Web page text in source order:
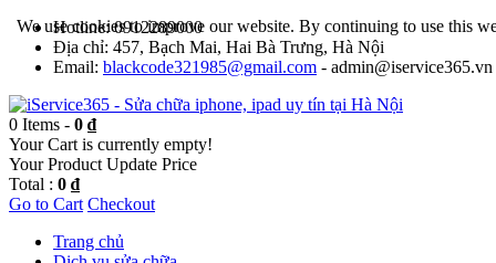
Hotline: 0912289000
Địa chỉ: 457, Bạch Mai, Hai Bà Trưng, Hà Nội
Email: blackcode321985@gmail.com - admin@iservice365.vn
0 Items - 0 ₫
Your Cart is currently empty!
Your Product Update Price
Total : 0 ₫
Go to Cart Checkout
Trang chủ
We use cookies to improve our website. By continuing to use this